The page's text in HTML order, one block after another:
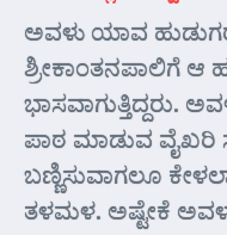
ಅವಳು ಯಾವ
ಶ್ರೀಕಾಂತನಪಾಲಿಗೆ
ಭಾಸವಾಗುತ್ತಿದ್ದರು.
ಪಾಠ ಮಾಡುವ ವೈಖರಿ
ಬಣ್ಣಿಸುವಾಗಲೂ
ತಳಮಳ. ಅಷ್ಟೇಕೆ